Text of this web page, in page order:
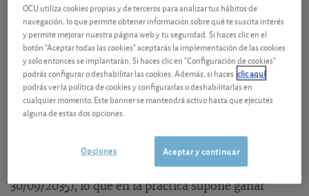
Como cada año, la campaña de bonificación por
traspaso de planes de pensiones está en marcha.
Algunas ofertas bonifican hasta el 7% del importe
traspasado, lo quea prioriparece un regalo más que
jugoso. Pero suelen estar reservadas a traspasos
hacia planes de la entidad con mayor volumen de
dinero a cambio, eso sí, de elevados plazos de
permanencia. Por ejemplo, sólo para los clientes de
banca privada Ibercaja bonifica los traspasos con un
7% y una permanencia de más de 10 años (hasta el
30/09/2035), lo que en la práctica supone ganar
OCU utiliza cookies propias y de terceros para analizar tus hábitos de
navegación, lo que permite obtener información sobre qué te suscita interés
y permite mejorar nuestra página web y tu seguridad. Si haces clic en el
botón "Aceptar todas las cookies" aceptarás la implementación de las cookies
y solo entonces se implantarán. Si haces clic en "Configuración de cookies"
podrás configurar o deshabilitar las cookies. Además, si haces clic aquí
podrás ver la política de cookies y configurarlas o deshabilitarlas en
cualquier momento. Este banner se mantendrá activo hasta que ejecutes
alguna de estas dos opciones.
Aceptar y continuar
Opciones